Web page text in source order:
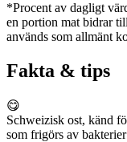
*Procent av dagligt
en portion mat bidrar
används som allmänt
Fakta & tips
😋
Schweizisk ost, känd
som frigörs av